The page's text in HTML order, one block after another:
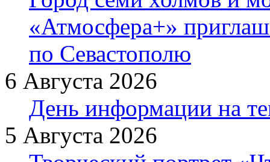
«Атмосфера+»
по Севастополю
6 Августа 2026
День информации на
5 Августа 2026